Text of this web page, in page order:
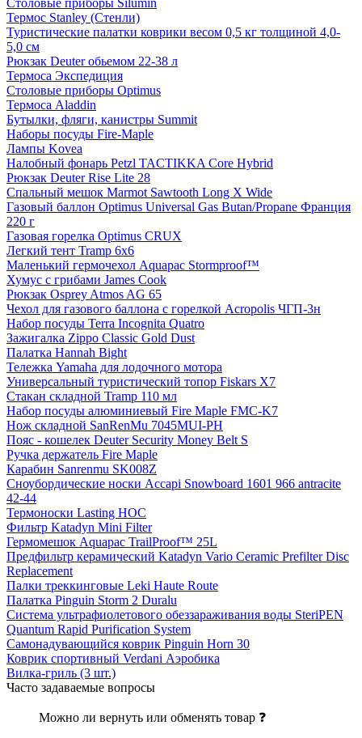
Термос Stanley (Стенли)
Туристические палатки коврики весом 0,5 кг толщиной 4,0-
5,0 см
Рюкзак Deuter обьемом 22-38 л
Термоса Экспедиция
Столовые приборы Optimus
Термоса Aladdin
Бутылки, фляги, канистры Summit
Наборы посуды Fire-Maple
Лампы Kovea
Налобный фонарь Petzl TACTIKKA Core Hybrid
Рюкзак Deuter Rise Lite 28
Спальный мешок Marmot Sawtooth Long X Wide
Газовый баллон Optimus Universal Gas Butan/Propane Франция
220 г
Газовая горелка Optimus CRUX
Легкий тент Tramp 6x6
Маленький гермочехол Aquapac Stormproof™
Хумус с грибами James Cook
Рюкзак Osprey Atmos AG 65
Чехол для газового баллона с горелкой Acropolis ЧГП-3н
Набор посуды Terra Incognita Quatro
Зажигалка Zippo Classic Gold Dust
Палатка Hannah Bight
Тележка Yamaha для лодочного мотора
Универсальный туристический топор Fiskars X7
Стакан складной Tramp 110 мл
Набор посуды алюминиевый Fire Maple FMC-K7
Нож складной SanRenMu 7045MUI-PH
Пояс - кошелек Deuter Security Money Belt S
Ручка держатель Fire Maple
Карабин Sanrenmu SK008Z
Сноубордические носки Accapi Snowboard 1601 966 antracite
42-44
Термоноски Lasting HOC
Фильтр Katadyn Mini Filter
Гермомешок Aquapac TrailProof™ 25L
Предфильтр керамический Katadyn Vario Ceramic Prefilter Disc
Replacement
Палки треккинговые Leki Haute Route
Палатка Pinguin Storm 2 Duralu
Система ультрафиолетового обеззараживания воды SteriPEN
Quantum Rapid Purification System
Самонадувающийся коврик Pinguin Horn 30
Коврик спортивный Verdani Аэробика
Вилка-гриль (3 шт.)
Часто задаваемые вопросы
Можно ли вернуть или обменять товар ❓